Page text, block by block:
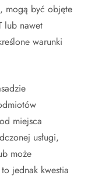
mogą być objęte
lub nawet
warunki
miejsca
usługi,
może
jednak kwestia